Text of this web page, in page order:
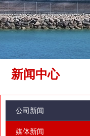
新闻中心
公司新闻
媒体新闻